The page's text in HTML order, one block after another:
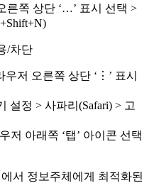
른쪽 상단 ‘…’ 표시 선택 >
/차단
우저 오른쪽 상단 ‘⋮’ 표시
설정 > 사파리(Safari) > 고
저 아래쪽 ‘탭’ 아이콘 선택
서 정보주체에게 최적화된